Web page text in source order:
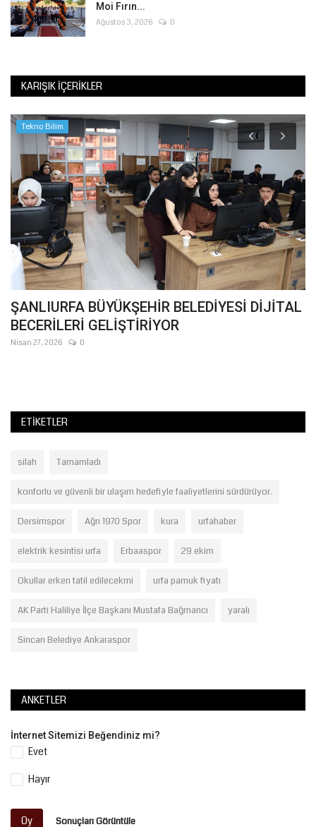
Moi Fırın...
Ağustos 3, 2026 0
KARIŞIK İÇERIKLER
Tekno Bilim
ŞANLIURFA BÜYÜKŞEHİR BELEDİYESİ DİJİTAL
BECERİLERİ GELİŞTİRİYOR
Nisan 27, 2026 0
ETIKETLER
silah Tamamladı
konforlu ve güvenli bir ulaşım hedefiyle faaliyetlerini sürdürüyor.
Dersimspor Ağrı 1970 Spor kura urfahaber
elektrik kesintisi urfa Erbaaspor 29 ekim
Okullar erken tatil edilecekmi urfa pamuk fiyatı
AK Parti Haliliye İlçe Başkanı Mustafa Bağmancı yaralı
Sincan Belediye Ankaraspor
ANKETLER
İnternet Sitemizi Beğendiniz mi?
Evet
Hayır
Oy Sonuçları Görüntüle